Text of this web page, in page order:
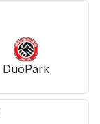
DuoPark